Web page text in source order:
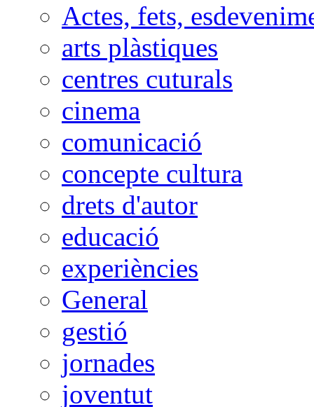
Actes, fets,
arts plàstiques
centres cuturals
cinema
comunicació
concepte cultura
drets d'autor
educació
experiències
General
gestió
jornades
joventut